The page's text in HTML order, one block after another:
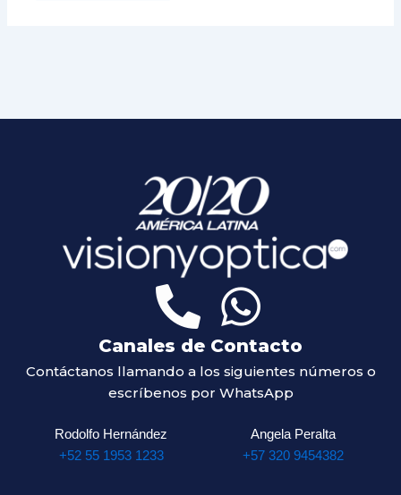
Canales de Contacto
Contáctanos llamando a los siguientes números o
escríbenos por WhatsApp
Rodolfo Hernández
+52 55 1953 1233
Angela Peralta
+57 320 9454382